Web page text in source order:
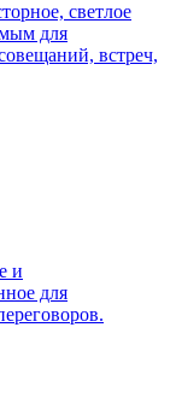
светлое
для
встреч,
и
для